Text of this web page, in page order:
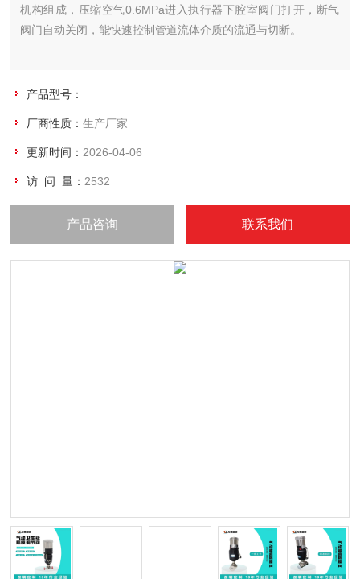
机构组成，压缩空气0.6MPa进入执行器下腔室阀门打开，断气
阀门自动关闭，能快速控制管道流体介质的流通与切断。
产品型号：
厂商性质：生产厂家
更新时间： 2026-04-06
访 问 量： 2532
产品咨询 联系我们